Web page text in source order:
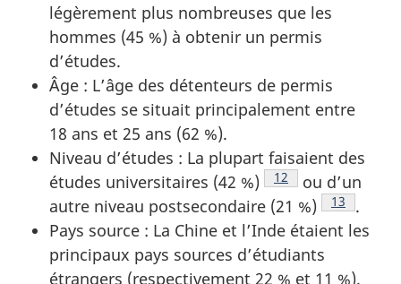
légèrement plus nombreuses que les
hommes (45 %) à obtenir un permis
d’études.
Âge : L’âge des détenteurs de permis
d’études se situait principalement entre
18 ans et 25 ans (62 %).
Niveau d’études : La plupart faisaient des
études universitaires (42 %)
Note de bas de page
12
ou d’un
autre niveau postsecondaire (21 %)
Note de
13
.
Pays source : La Chine et l’Inde étaient les
principaux pays sources d’étudiants
étrangers (respectivement 22 % et 11 %).